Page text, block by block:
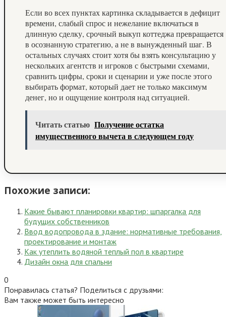
Если во всех пунктах картинка складывается в дефицит
времени, слабый спрос и нежелание включаться в
длинную сделку, срочный выкуп коттеджа превращается
в осознанную стратегию, а не в вынужденный шаг. В
остальных случаях стоит хотя бы взять консультацию у
нескольких агентств и игроков с быстрыми схемами,
сравнить цифры, сроки и сценарии и уже после этого
выбирать формат, который дает не только максимум
денег, но и ощущение контроля над ситуацией.
Читать статью Получение остатка
имущественного вычета в следующем году
Похожие записи:
Какие бывают планировки квартир: шпаргалка для
будущих собственников
Ввод водопровода в здание: нормативные требования,
проектирование и монтаж
Как утеплить водяной теплый пол в квартире
Дизайн окна для спальни
0
Понравилась статья? Поделиться с друзьями:
Вам также может быть интересно